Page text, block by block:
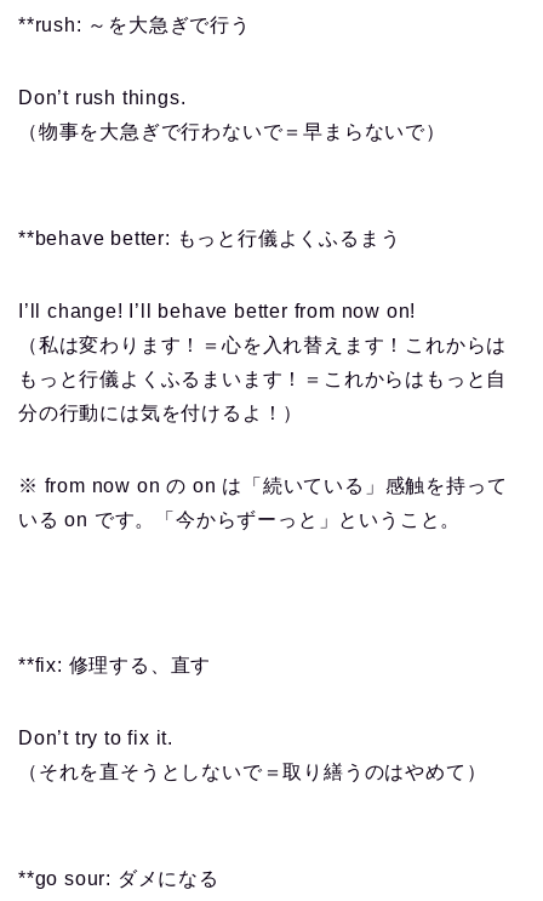
**rush: ～を大急ぎで行う
Don’t rush things.
（物事を大急ぎで行わないで＝早まらないで）
**behave better: もっと行儀よくふるまう
I’ll change! I’ll behave better from now on!
（私は変わります！＝心を入れ替えます！これからは
もっと行儀よくふるまいます！＝これからはもっと自
分の行動には気を付けるよ！）
※ from now on の on は「続いている」感触を持って
いる on です。「今からずーっと」ということ。
**fix: 修理する、直す
Don’t try to fix it.
（それを直そうとしないで＝取り繕うのはやめて）
**go sour: ダメになる